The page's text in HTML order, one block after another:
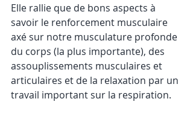
Elle rallie que de bons aspects à
savoir le renforcement musculaire
axé sur notre musculature profonde
du corps (la plus importante), des
assouplissements musculaires et
articulaires et de la relaxation par un
travail important sur la respiration.